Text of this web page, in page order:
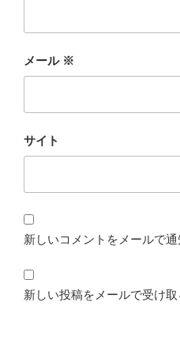
メール ※
サイト
新しいコメントをメールで通
新しい投稿をメールで受け取